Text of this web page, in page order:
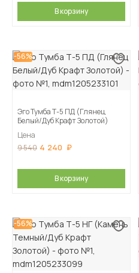
В корзину
-56%
Эго Тумба Т-5 ПД (Глянец
Белый/Дуб Крафт Золотой)
Цена
9 540 4 240
В корзину
-56%